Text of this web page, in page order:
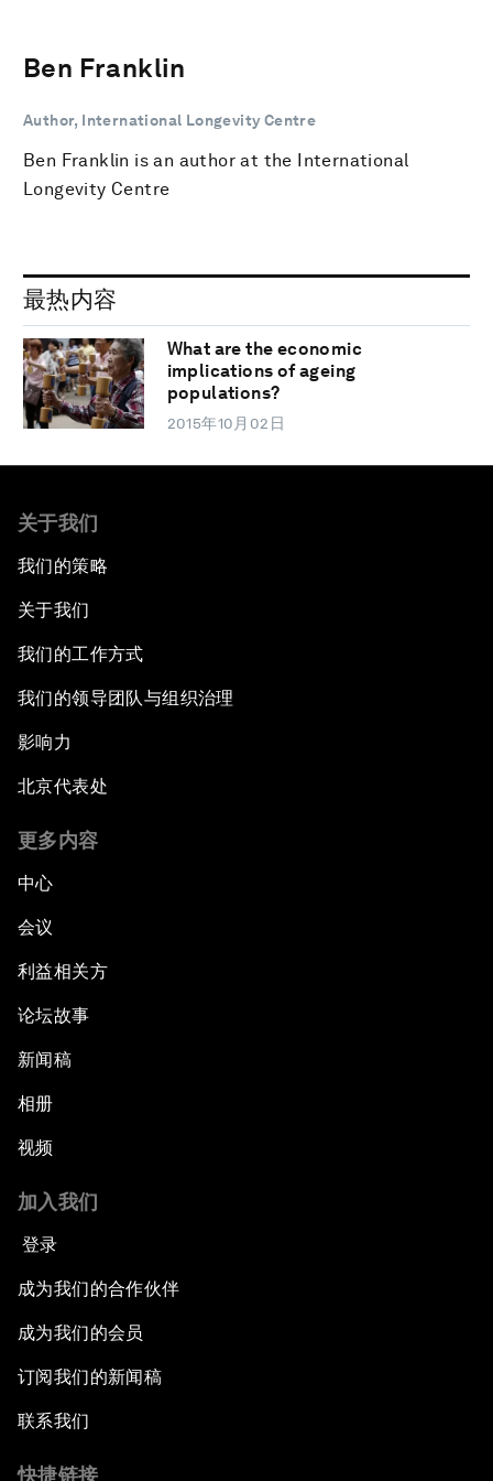
Ben Franklin
Author, International Longevity Centre
Ben Franklin is an author at the International
Longevity Centre
最热内容
What are the economic
implications of ageing
populations?
2015年10月02日
关于我们
我们的策略
关于我们
我们的工作方式
我们的领导团队与组织治理
影响力
北京代表处
更多内容
中心
会议
利益相关方
论坛故事
新闻稿
相册
视频
加入我们
登录
成为我们的合作伙伴
成为我们的会员
订阅我们的新闻稿
联系我们
快捷链接